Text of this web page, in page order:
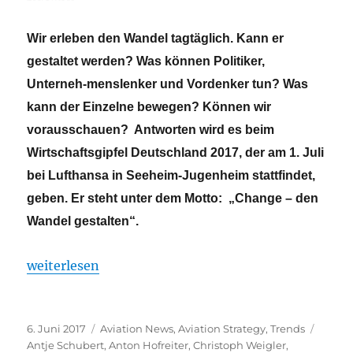
Wir erleben den Wandel tagtäglich. Kann er
gestaltet werden? Was können Politiker,
Unterneh-menslenker und Vordenker tun? Was
kann der Einzelne bewegen? Können wir
vorausschauen? Antworten wird es beim
Wirtschaftsgipfel Deutschland 2017, der am 1. Juli
bei Lufthansa in Seeheim-Jugenheim stattfindet,
geben. Er steht unter dem Motto: „Change – den
Wandel gestalten“.
„Wirtschaftsgipfel Deutschland am 1. Juli bei
weiterlesen
Veröffentlicht
am
6. Juni 2017 Kategorien
Aviation News,Aviation Strategy,Trends
Antje Schubert,Anton Hofreiter,Christoph Weigler,